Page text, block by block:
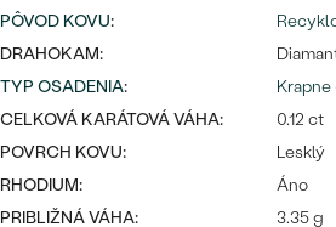
Wave
PÔVOD KOVU:
DRAHOKAM:
TYP OSADENIA:
CELKOVÁ KARÁTOVÁ VÁHA:
0.12 ct
POVRCH KOVU:
Lesklý
RHODIUM:
Áno
PRIBLIŽNÁ VÁHA:
3.35 g